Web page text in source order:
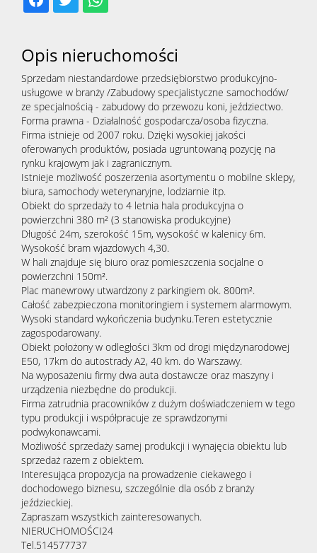
Opis nieruchomości
Sprzedam niestandardowe przedsiębiorstwo produkcyjno-
usługowe w branży /Zabudowy specjalistyczne samochodów/
ze specjalnością - zabudowy do przewozu koni, jeździectwo.
Forma prawna - Działalność gospodarcza/osoba fizyczna.
Firma istnieje od 2007 roku. Dzięki wysokiej jakości
oferowanych produktów, posiada ugruntowaną pozycję na
rynku krajowym jak i zagranicznym.
Istnieje możliwość poszerzenia asortymentu o mobilne sklepy,
biura, samochody weterynaryjne, lodziarnie itp.
Obiekt do sprzedaży to 4 letnia hala produkcyjna o
powierzchni 380 m² (3 stanowiska produkcyjne)
Długość 24m, szerokość 15m, wysokość w kalenicy 6m.
Wysokość bram wjazdowych 4,30.
W hali znajduje się biuro oraz pomieszczenia socjalne o
powierzchni 150m².
Plac manewrowy utwardzony z parkingiem ok. 800m².
Całość zabezpieczona monitoringiem i systemem alarmowym.
Wysoki standard wykończenia budynku.Teren estetycznie
zagospodarowany.
Obiekt położony w odległości 3km od drogi międzynarodowej
E50, 17km do autostrady A2, 40 km. do Warszawy.
Na wyposażeniu firmy dwa auta dostawcze oraz maszyny i
urządzenia niezbędne do produkcji.
Firma zatrudnia pracowników z dużym doświadczeniem w tego
typu produkcji i współpracuje ze sprawdzonymi
podwykonawcami.
Możliwość sprzedaży samej produkcji i wynajęcia obiektu lub
sprzedaż razem z obiektem.
Interesująca propozycja na prowadzenie ciekawego i
dochodowego biznesu, szczególnie dla osób z branży
jeździeckiej.
Zapraszam wszystkich zainteresowanych.
NIERUCHOMOŚCI24
Tel.514577737